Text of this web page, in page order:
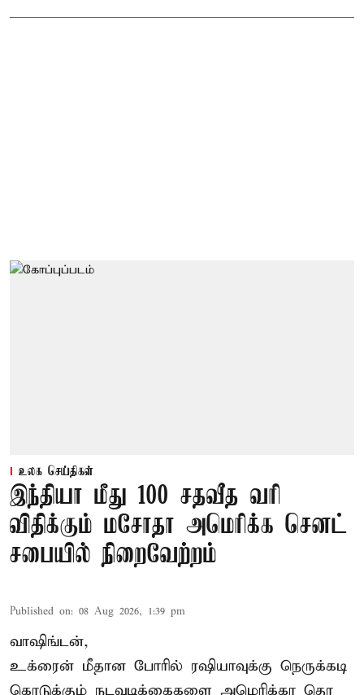
உலக செய்திகள்
இந்தியா மீது 100 சதவீத வரி
விதிக்கும் மசோதா அமெரிக்க செனட்
சபையில் நிறைவேற்றம்
Published on: 08 Aug 2026, 1:39 pm
வாஷிங்டன்,
உக்ரைன் மீதான போரில் ரஷியாவுக்கு நெருக்கடி
கொடுக்கும் நடவடிக்கைகளை அமெரிக்கா தொ